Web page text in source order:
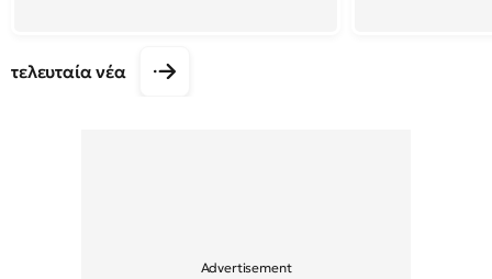
τελευταία νέα